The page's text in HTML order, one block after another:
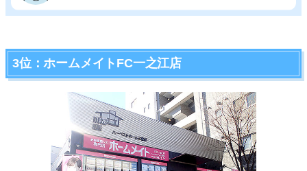
3位：ホームメイトFC一之江店